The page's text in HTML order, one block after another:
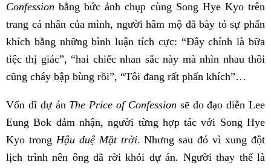
Confession bằng bức ảnh chụp cùng Song Hye Kyo trên
trang cá nhân của mình, người hâm mộ đã bày tỏ sự phấn
khích bằng những bình luận tích cực: “Đây chính là bữa
tiệc thị giác”, “hai chiếc nhan sắc này mà nhìn nhau thôi
cũng cháy bập bùng rồi”, “Tôi đang rất phấn khích”…
Vốn dĩ dự ánThe Price of Confession sẽ do đạo diễn Lee
Eung Bok đảm nhận, người từng hợp tác với Song Hye
Kyo trong Hậu duệ Mặt trời. Nhưng sau đó vì xung đột
lịch trình nên ông đã rời khỏi dự án. Người thay thế là